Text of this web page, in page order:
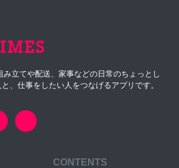
立てや配送、家事などの日常のちょっとし
、仕事をしたい人をつなげるアプリです。
CONTENTS